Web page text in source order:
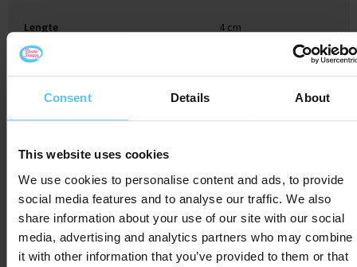
Consent Details About
This website uses cookies
We use cookies to personalise content and ads, to provide
social media features and to analyse our traffic. We also
share information about your use of our site with our social
media, advertising and analytics partners who may combine
it with other information that you’ve provided to them or that
Lengte 4 cm